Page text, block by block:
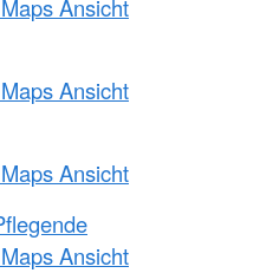
Ansicht
Ansicht
Ansicht
Ansicht